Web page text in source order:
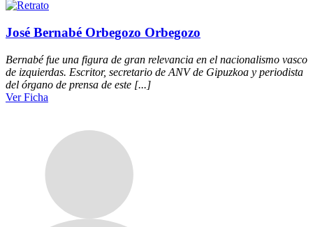
José Bernabé Orbegozo Orbegozo
Bernabé fue una figura de gran relevancia en el nacionalismo vasco
de izquierdas. Escritor, secretario de ANV de Gipuzkoa y periodista
del órgano de prensa de este [...]
Ver Ficha